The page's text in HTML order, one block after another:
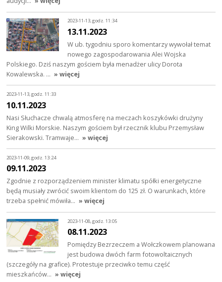
2023-11-13, godz. 11:34
13.11.2023
W ub. tygodniu sporo komentarzy wywołał temat
nowego zagospodarowania Alei Wojska
Polskiego. Dziś naszym gościem była menadżer ulicy Dorota
Kowalewska. … » więcej
2023-11-13, godz. 11:33
10.11.2023
Nasi Słuchacze chwalą atmosferę na meczach koszykówki drużyny
King Wilki Morskie. Naszym gościem był rzecznik klubu Przemysław
Sierakowski. Tramwaje… » więcej
2023-11-09, godz. 13:24
09.11.2023
Zgodnie z rozporządzeniem minister klimatu spółki energetyczne
będą musiały zwrócić swoim klientom do 125 zł. O warunkach, które
trzeba spełnić mówiła… » więcej
2023-11-08, godz. 13:05
08.11.2023
Pomiędzy Bezrzeczem a Wołczkowem planowana
jest budowa dwóch farm fotowoltaicznych
(szczegóły na grafice). Protestuje przeciwko temu część
mieszkańców… » więcej